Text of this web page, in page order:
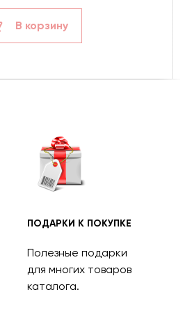
В корзину
ПОДАРКИ К ПОКУПКЕ
Полезные подарки
для многих товаров
каталога.